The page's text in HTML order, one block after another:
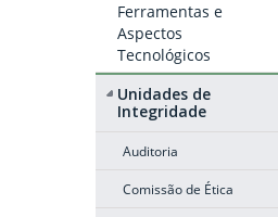
Ferramentas e
Aspectos
Tecnológicos
Unidades de
Integridade
Auditoria
Comissão de Ética